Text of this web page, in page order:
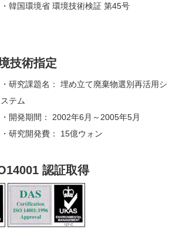
・韓国環境省 環境技術検証 第45号
技術指定
・研究課題名： 埋め立て廃棄物選別再活用シ
ステム
・開発期間： 2002年6月～2005年5月
・研究開発費： 15億ウォン
認証取得